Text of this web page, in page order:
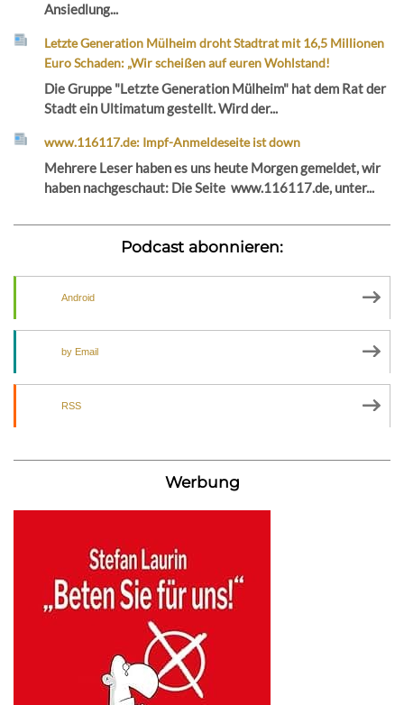
Ansiedlung...
Letzte Generation Mülheim droht Stadtrat mit 16,5 Millionen
Euro Schaden: „Wir scheißen auf euren Wohlstand!
Die Gruppe "Letzte Generation Mülheim" hat dem Rat der
Stadt ein Ultimatum gestellt. Wird der...
www.116117.de: Impf-Anmeldeseite ist down
Mehrere Leser haben es uns heute Morgen gemeldet, wir
haben nachgeschaut: Die Seite www.116117.de, unter...
Podcast abonnieren:
Android
by Email
RSS
Werbung